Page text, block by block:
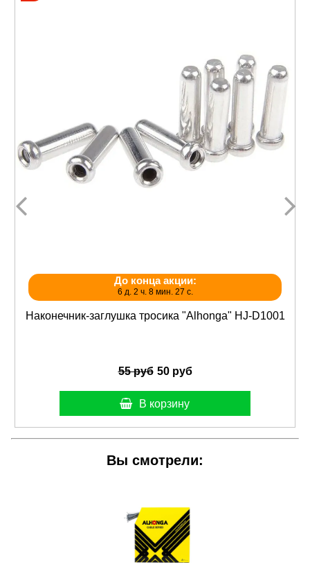
До конца акции:
6 д. 2 ч. 8 мин. 27 с.
Наконечник-заглушка тросика "Alhonga" HJ-D1001
55 руб 50 руб
В корзину
Вы смотрели: